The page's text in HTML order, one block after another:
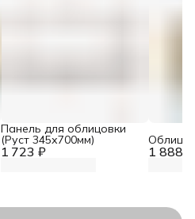
1 723 ₽
Панель для облицовки
(Руст 345х700мм)
1 888 ₽